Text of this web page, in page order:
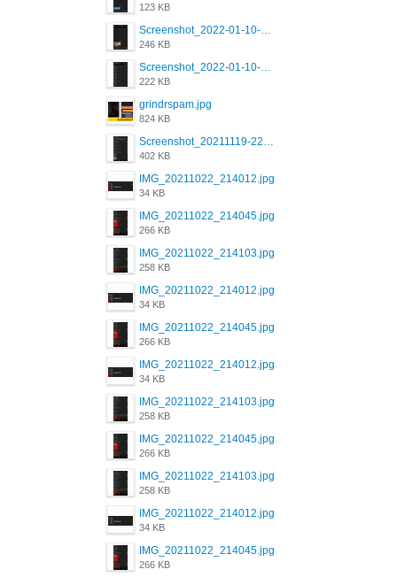
123 KB
Screenshot_2022-01-10-12-46-46-280_com.grindrapp.android.jpg
246 KB
Screenshot_2022-01-10-12-46-34-527_com.grindrapp.android.jpg
222 KB
grindrspam.jpg
824 KB
Screenshot_20211119-222658.png
402 KB
IMG_20211022_214012.jpg
34 KB
IMG_20211022_214045.jpg
266 KB
IMG_20211022_214103.jpg
258 KB
IMG_20211022_214012.jpg
34 KB
IMG_20211022_214045.jpg
266 KB
IMG_20211022_214012.jpg
34 KB
IMG_20211022_214103.jpg
258 KB
IMG_20211022_214045.jpg
266 KB
IMG_20211022_214103.jpg
258 KB
IMG_20211022_214012.jpg
34 KB
IMG_20211022_214045.jpg
266 KB